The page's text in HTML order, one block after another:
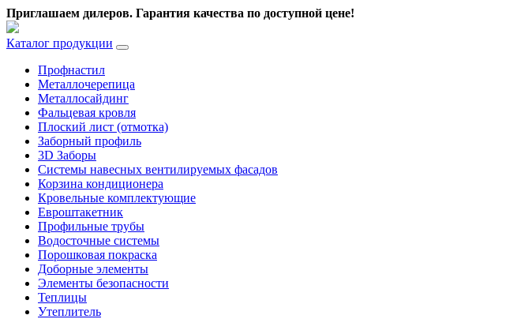
Приглашаем дилеров. Гарантия качества по доступной цене!
Каталог продукции
Профнастил
Металлочерепица
Металлосайдинг
Фальцевая кровля
Плоский лист (отмотка)
Заборный профиль
3D Заборы
Системы навесных вентилируемых фасадов
Корзина кондиционера
Кровельные комплектующие
Евроштакетник
Профильные трубы
Водосточные системы
Порошковая покраска
Доборные элементы
Элементы безопасности
Теплицы
Утеплитель